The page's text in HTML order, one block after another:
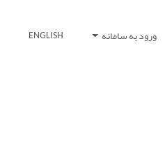
ورود به سامانه ENGLISH